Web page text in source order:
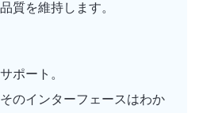
質を維持します。
ポート。
のインターフェースはわか